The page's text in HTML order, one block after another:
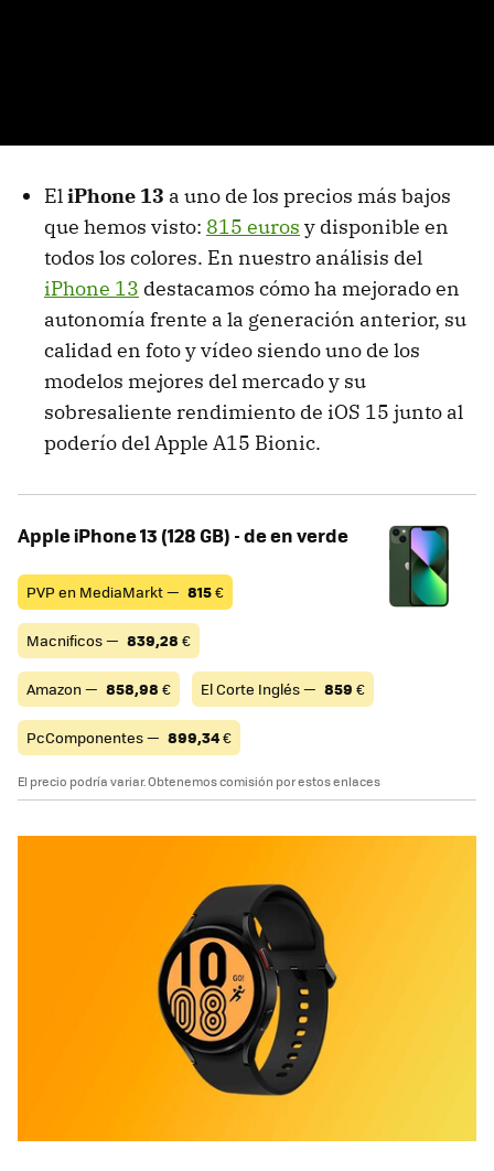
EliPhone 13 a uno de los precios más bajos
que hemos visto: 815 euros y disponible en
todos los colores. En nuestro análisis del
iPhone 13 destacamos cómo ha mejorado en
autonomía frente a la generación anterior, su
calidad en foto y vídeo siendo uno de los
modelos mejores del mercado y su
sobresaliente rendimiento de iOS 15 junto al
poderío del Apple A15 Bionic.
Apple iPhone 13 (128 GB) - de en verde
PVP en MediaMarkt — 815€
Macnificos — 839,28 €
Amazon — 858,98 € El Corte Inglés — 859 €
PcComponentes — 899,34€
El precio podría variar. Obtenemos comisión por estos enlaces